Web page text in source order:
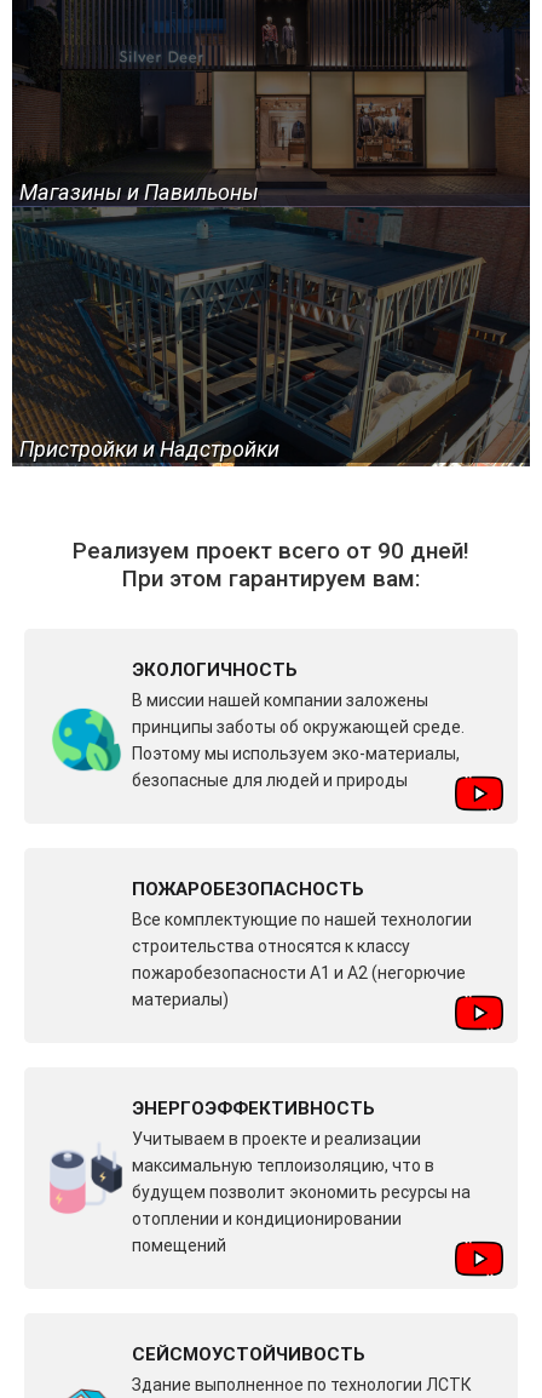
Магазины и Павильоны
Пристройки и Надстройки
Реализуем проект всего от 90 дней!
При этом гарантируем вам:
ЭКОЛОГИЧНОСТЬ
В миссии нашей компании заложены
принципы заботы об окружающей среде.
Поэтому мы используем эко-материалы,
безопасные для людей и природы
ПОЖАРОБЕЗОПАСНОСТЬ
Все комплектующие по нашей технологии
строительства относятся к классу
пожаробезопасности A1 и A2 (негорючие
материалы)
ЭНЕРГОЭФФЕКТИВНОСТЬ
Учитываем в проекте и реализации
максимальную теплоизоляцию, что в
будущем позволит экономить ресурсы на
отоплении и кондиционировании
помещений
СЕЙСМОУСТОЙЧИВОСТЬ
Здание выполненное по технологии ЛСТК